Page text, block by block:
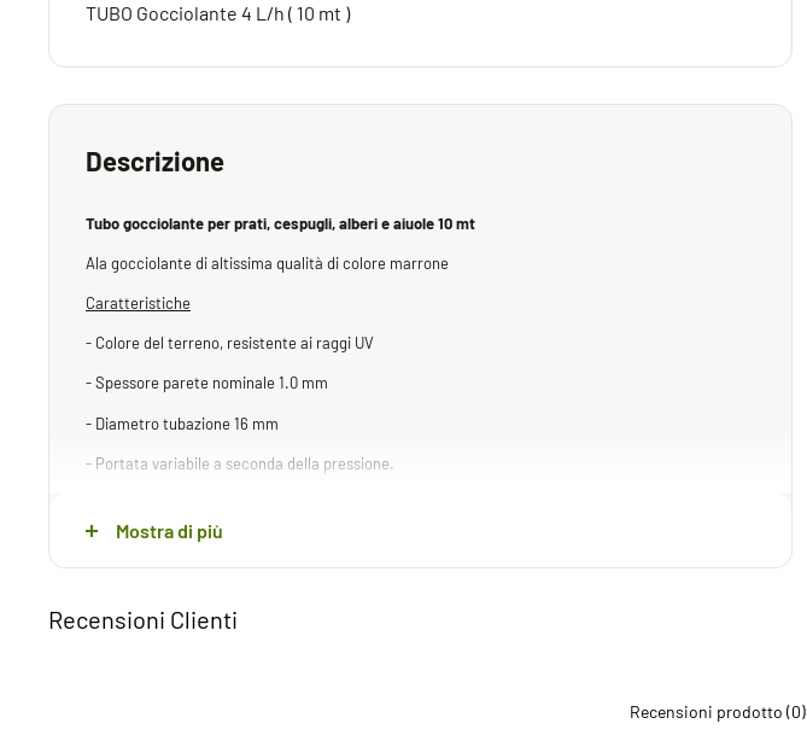
TUBO Gocciolante 4 L/h ( 10 mt )
Descrizione
Tubo gocciolante per prati, cespugli, alberi e aiuole 10 mt
Ala gocciolante di altissima qualità di colore marrone
Caratteristiche
- Colore del terreno, resistente ai raggi UV
- Spessore parete nominale 1.0 mm
- Diametro tubazione 16 mm
- Portata variabile a seconda della pressione.
- Gocciolatori ogni 33 cm
- Filtrazione consigliata 120 Mesh
- Tempi di fuzionamento da 30min a 1h a seconda del tipo di piante da irrigare e dalla posizione.
Mostra di più
Recensioni Clienti
Recensioni prodotto (0)